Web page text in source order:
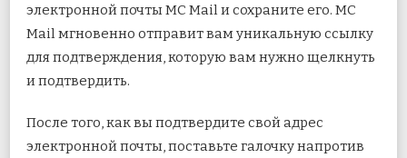
электронной почты MC Mail и сохраните его. MC
Mail мгновенно отправит вам уникальную ссылку
для подтверждения, которую вам нужно щелкнуть
и подтвердить.
После того, как вы подтвердите свой адрес
электронной почты, поставьте галочку напротив